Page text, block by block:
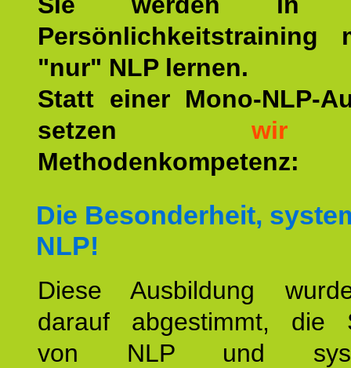
Persönlichkeitstraining
"nur" NLP lernen.
Statt einer Mono-NLP-
setzen wir
Methodenkompetenz:
Die Besonderheit,
NLP!
Diese Ausbildung
darauf abgestimmt, die
von NLP und